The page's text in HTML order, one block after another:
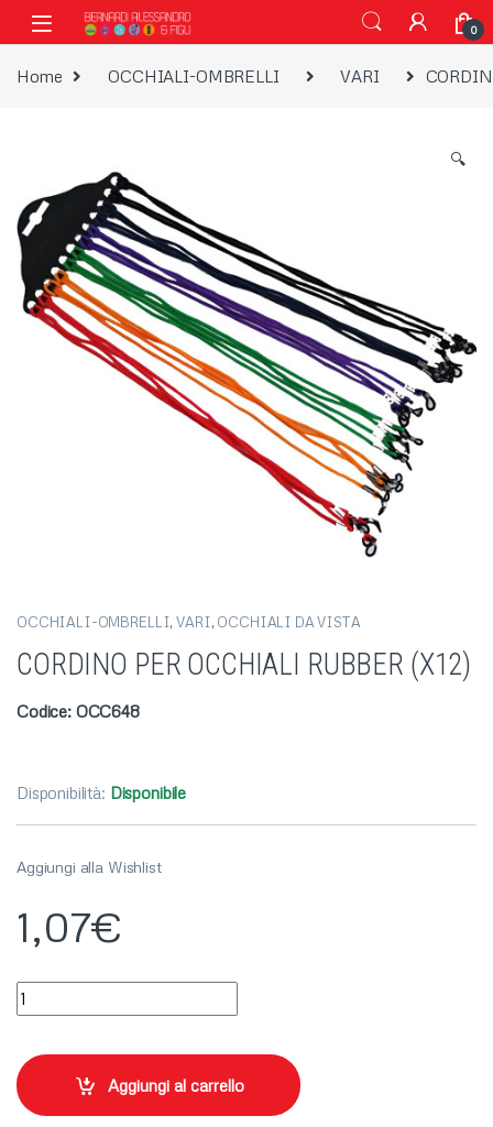
Vai alla navigazione
Vai al contenuto
0
Home OCCHIALI-OMBRELLI VARI
🔍
OCCHIALI-OMBRELLI,VARI, OCCHIALI DA VISTA
CORDINO PER OCCHIALI RUBBER (X12)
Codice: OCC648
Disponibilità: Disponibile
Aggiungi alla Wishlist
1,07€
CORDINO PER OCCHIALI RUBBER (X12) quantity
Aggiungi al carrello